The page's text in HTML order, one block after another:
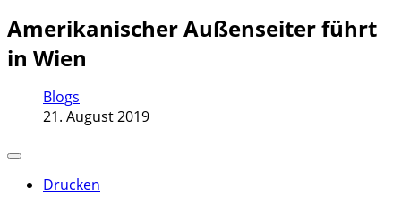
Amerikanischer Außenseiter führt
in Wien
Blogs
21. August 2019
Drucken